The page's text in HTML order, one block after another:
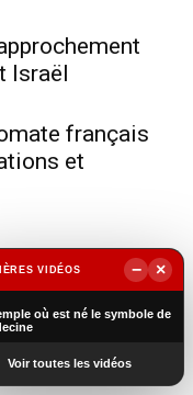
Israël
français
et
VIDÉOS −
×
où est né le symbole de
Voir toutes les vidéos